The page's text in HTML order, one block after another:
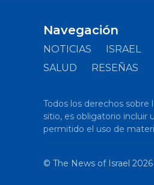
Navegación
NOTICIAS ISRAEL
SALUD
RESEÑAS
Todos los derechos
sitio, es obligatorio incluir
permitido el uso de
© The News of Israel 2026